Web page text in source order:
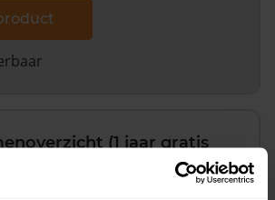
(1 jaar gratis